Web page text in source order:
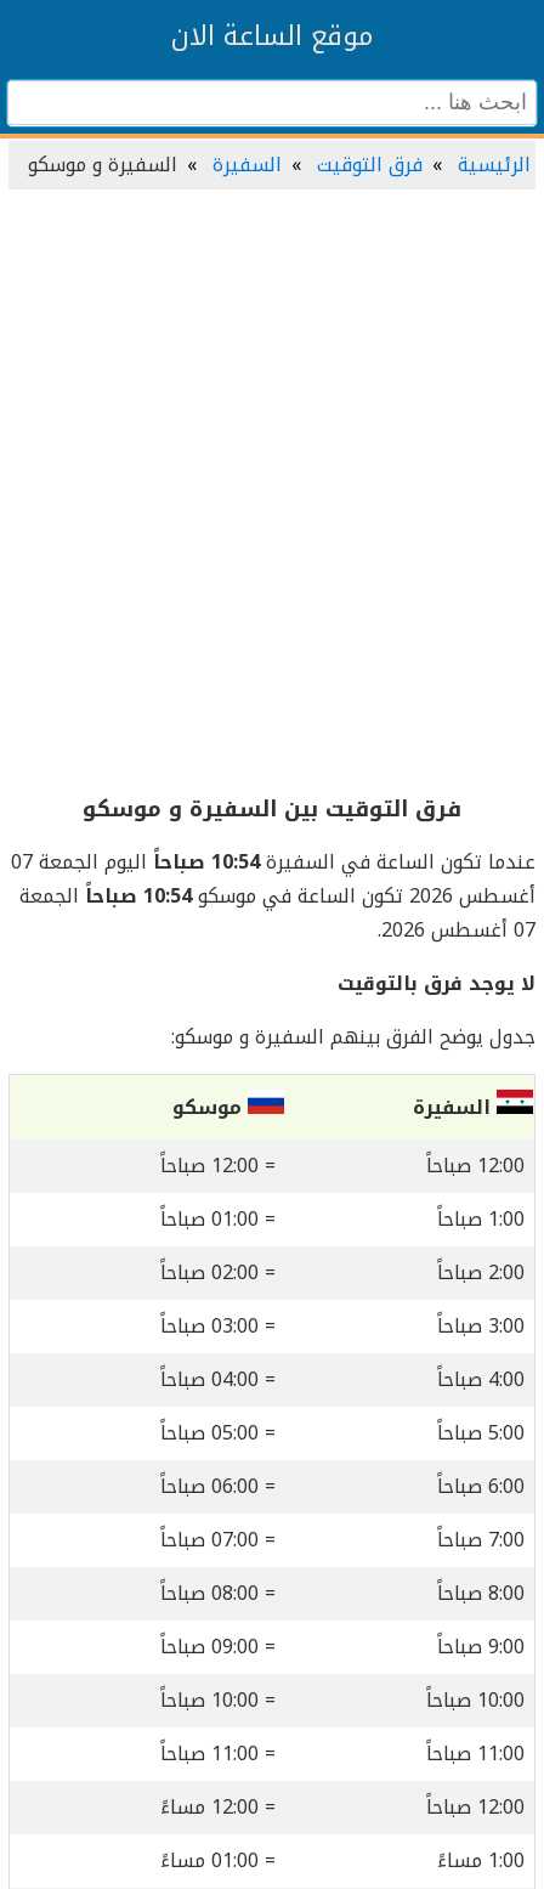
موقع الساعة الان
الرئيسية فرق التوقيت السفيرة السفيرة و موسكو
فرق التوقيت بين السفيرة و موسكو
عندما تكون الساعة في السفيرة10:54 صباحاً
اليوم الجمعة 07
أغسطس 2026 تكون الساعة في موسكو
10:54 صباحاً
الجمعة
07 أغسطس 2026.
لا يوجد فرق بالتوقيت
جدول يوضح الفرق بينهم السفيرة و موسكو:
السفيرة
موسكو
12:00 صباحاً
= 12:00 صباحاً
1:00 صباحاً
= 01:00 صباحاً
2:00 صباحاً
= 02:00 صباحاً
3:00 صباحاً
= 03:00 صباحاً
4:00 صباحاً
= 04:00 صباحاً
5:00 صباحاً
= 05:00 صباحاً
6:00 صباحاً
= 06:00 صباحاً
7:00 صباحاً
= 07:00 صباحاً
8:00 صباحاً
= 08:00 صباحاً
9:00 صباحاً
= 09:00 صباحاً
10:00 صباحاً
= 10:00 صباحاً
11:00 صباحاً
= 11:00 صباحاً
12:00 صباحاً
= 12:00 مساءً
1:00 مساءً
= 01:00 مساءً